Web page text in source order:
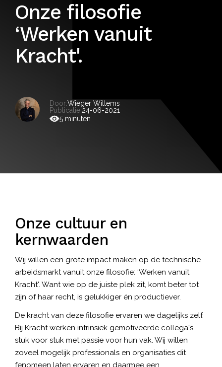
Onze filosofie
‘Werken vanuit
Kracht'.
Door:Wieger Willems
Publicatie:24-06-2021
5 minuten
Onze cultuur en
kernwaarden
Wij willen een grote impact maken op de technische
arbeidsmarkt vanuit onze filosofie: ‘Werken vanuit
Kracht'. Want wie op de juiste plek zit, komt beter tot
zijn of haar recht, is gelukkiger én productiever.
De kracht van deze filosofie ervaren we dagelijks zelf.
Bij Kracht werken intrinsiek gemotiveerde collega's,
stuk voor stuk met passie voor hun vak. Wij willen
zoveel mogelijk professionals en organisaties dit
fenomeen laten ervaren en daarmee een